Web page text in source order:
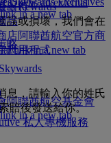
私人專機服務
品
店阿聯酋航空官方商
link in a new tab
Opens an external
略
阿聯酋航空基金會
in a new tab
in a new tab
出行
Rewards
應用程式
誤或損壞，我們會在
息，請輸入你的姓氏
賠後發送給你。